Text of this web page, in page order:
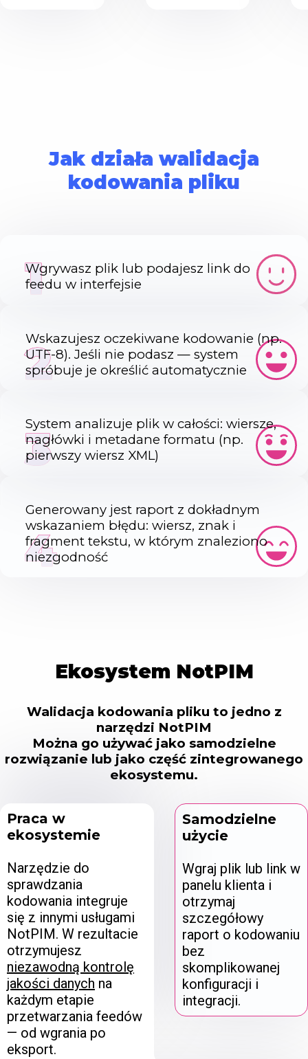
Jak działa walidacja
kodowania pliku
Wgrywasz plik lub podajesz link do
feedu w interfejsie
1
Wskazujesz oczekiwane kodowanie (np.
UTF-8). Jeśli nie podasz — system
spróbuje je określić automatycznie
2
System analizuje plik w całości: wiersze,
nagłówki i metadane formatu (np.
pierwszy wiersz XML)
3
Generowany jest raport z dokładnym
wskazaniem błędu: wiersz, znak i
fragment tekstu, w którym znaleziono
niezgodność
4
Ekosystem NotPIM
Walidacja kodowania pliku to jedno z
narzędzi NotPIM
Można go używać jako samodzielne
rozwiązanie lub jako część zintegrowanego
ekosystemu.
Praca w
ekosystemie
Narzędzie do
sprawdzania
kodowania integruje
się z innymi usługami
NotPIM. W rezultacie
otrzymujesz
niezawodną kontrolę
jakości danych na
każdym etapie
przetwarzania feedów
— od wgrania po
eksport.
Samodzielne
użycie
Wgraj plik lub link w
panelu klienta i
otrzymaj
szczegółowy
raport o kodowaniu
bez
skomplikowanej
konfiguracji i
integracji.